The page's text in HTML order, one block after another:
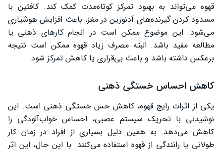
قهوه می‌تواند به بهبود تمرکز کوتاه‌مدت کمک کند. کافئین با
مسدود کردن گیرنده‌های آدنوزین در مغز، باعث افزایش هوشیاری
می‌شود. این موضوع ممکن است در انجام کارهای ذهنی یا
مطالعه مفید باشد. البته مصرف زیاد قهوه ممکن است نتیجه
برعکس داشته باشد و باعث بی‌قراری یا کاهش تمرکز شود.
کاهش احساس خستگی ذهنی
یکی از اثرات رایج قهوه، کاهش حس خستگی ذهنی است. این
نوشیدنی با تحریک سیستم عصبی، احساس خواب‌آلودگی را
کاهش می‌دهد. به همین دلیل بسیاری از افراد در زمان کار
طولانی یا رانندگی از قهوه استفاده می‌کنند. با این حال، این اثر